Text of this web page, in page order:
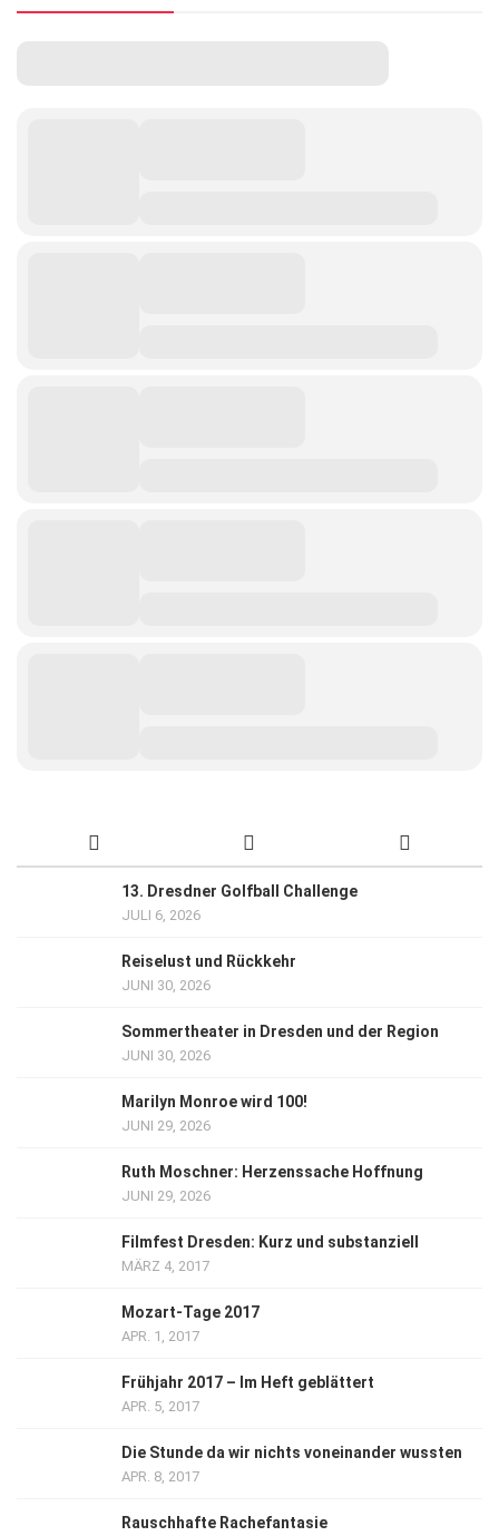
13. Dresdner Golfball Challenge
JULI 6, 2026
Reiselust und Rückkehr
JUNI 30, 2026
Sommertheater in Dresden und der Region
JUNI 30, 2026
Marilyn Monroe wird 100!
JUNI 29, 2026
Ruth Moschner: Herzenssache Hoffnung
JUNI 29, 2026
Filmfest Dresden: Kurz und substanziell
MÄRZ 4, 2017
Mozart-Tage 2017
APR. 1, 2017
Frühjahr 2017 – Im Heft geblättert
APR. 5, 2017
Die Stunde da wir nichts voneinander wussten
APR. 8, 2017
Rauschhafte Rachefantasie